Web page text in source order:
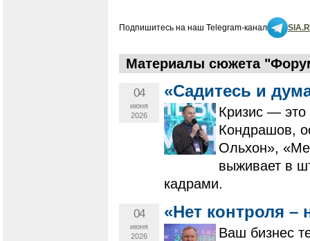
Подпишитесь на наш Telegram-канал
Материалы сюжета
04
июня
2026
«Садитесь и
Кризис — это
Кондрашов,
Ольхон»,
выживает в
кадрами.
04
июня
2026
«Нет контроля –
Ваш бизнес